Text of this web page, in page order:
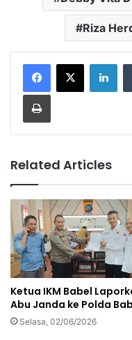
Riza
Print
Related Articles
Ketua IKM Babel
Abu Janda ke Polda
Selasa, 02/06/2026